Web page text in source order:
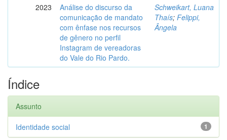
2023
Análise do discurso da
comunicação de mandato
com ênfase nos recursos
de gênero no perfil
Instagram de vereadoras
do Vale do Rio Pardo.
Schweikart, Luana
Thaís; Felippi,
Ângela
Índice
Assunto
1
Identidade social